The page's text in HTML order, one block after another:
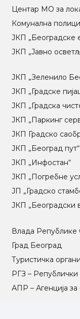
Центар МO за
Комунална
ЈКП „Београдске
ЈКП „Јавно
ЈКП „Зеленило
ЈКП „Градске
ЈКП „Градска
ЈКП „Паркинг
ЈКП Градско
ЈКП „Београд пут“
ЈКП „Инфостан“
ЈКП „Погребне
ЈП „Градско
ЈКП „Београдски
Влада Републике
Град Београд
Туристичка
РГЗ – Републички
АПР – Агенција